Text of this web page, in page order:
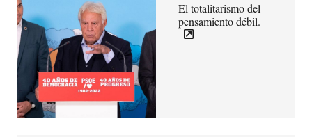
El totalitarismo del
pensamiento débil.